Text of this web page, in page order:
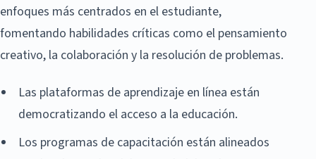
enfoques más centrados en el estudiante,
fomentando habilidades críticas como el pensamiento
creativo, la colaboración y la resolución de problemas.
Las plataformas de aprendizaje en línea están
democratizando el acceso a la educación.
Los programas de capacitación están alineados